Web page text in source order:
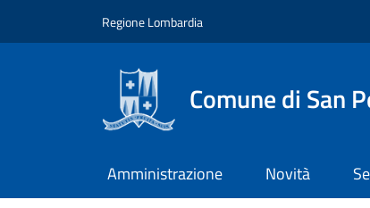
Regione Lombardia
Comune di San
Amministrazione Novità